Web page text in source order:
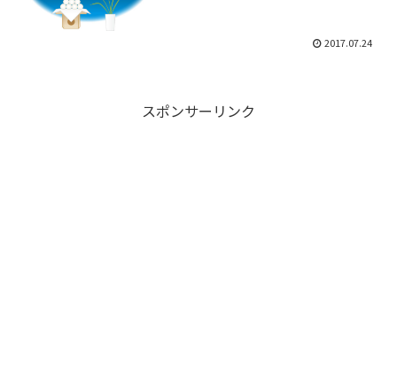
2017.07.24
スポンサーリンク